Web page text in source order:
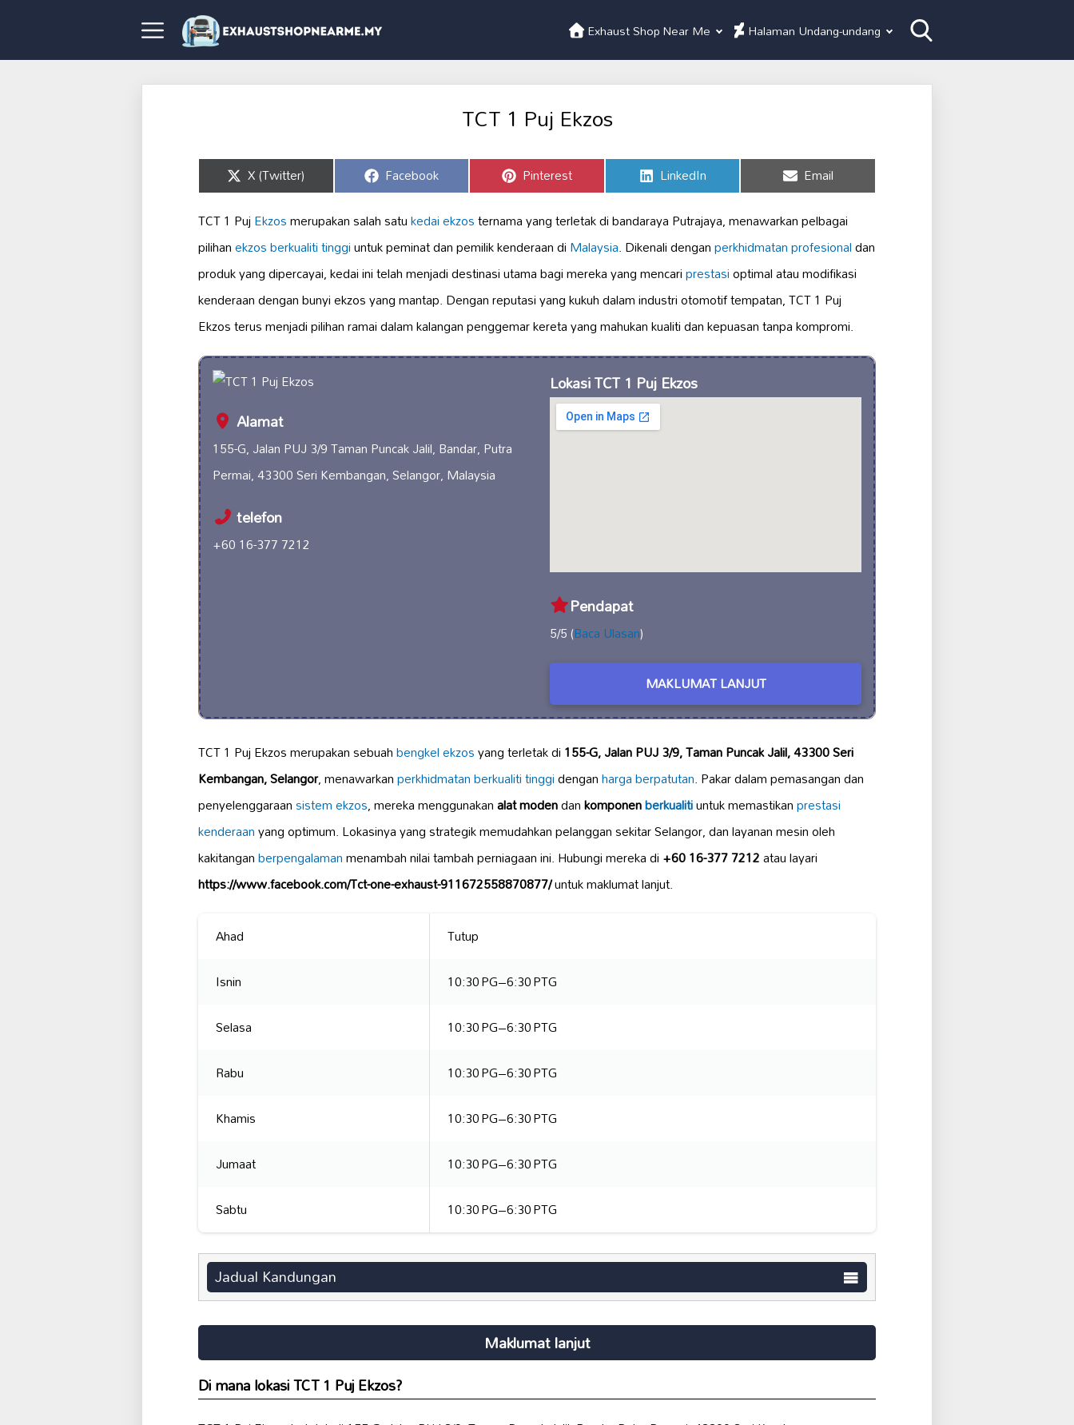
Exhaust Shop Near Me Halaman Undang-undang
TCT 1 Puj Ekzos
Share
on
X (Twitter) Share
on
Facebook Share
on
Pinterest Share
on
LinkedIn Share
on
Email
TCT 1 PujEkzosmerupakan salah satukedai ekzosternama yang terletak di bandaraya Putrajaya, menawarkan pelbagai
pilihanekzos berkualiti tinggiuntuk peminat dan pemilik kenderaan diMalaysia. Dikenali denganperkhidmatan profesionaldan
produk yang dipercayai, kedai ini telah menjadi destinasi utama bagi mereka yang mencariprestasioptimal atau modifikasi
kenderaan dengan bunyi ekzos yang mantap. Dengan reputasi yang kukuh dalam industri otomotif tempatan, TCT 1 Puj
Ekzos terus menjadi pilihan ramai dalam kalangan penggemar kereta yang mahukan kualiti dan kepuasan tanpa kompromi.
Alamat
155-G, Jalan PUJ 3/9 Taman Puncak Jalil, Bandar, Putra
Permai, 43300 Seri Kembangan, Selangor, Malaysia
telefon
+60 16-377 7212
Lokasi TCT 1 Puj Ekzos
Pendapat
5/5 (Baca Ulasan)
MAKLUMAT LANJUT
TCT 1 Puj Ekzos merupakan sebuahbengkel ekzosyang terletak di155-G, Jalan PUJ 3/9, Taman Puncak Jalil, 43300 Seri
Kembangan, Selangor, menawarkanperkhidmatan berkualiti tinggidenganharga berpatutan. Pakar dalam pemasangan dan
penyelenggaraansistem ekzos, mereka menggunakanalat modendankomponenberkualitiuntuk memastikanprestasi
kenderaanyang optimum. Lokasinya yang strategik memudahkan pelanggan sekitar Selangor, dan layanan mesin oleh
kakitanganberpengalamanmenambah nilai tambah perniagaan ini. Hubungi mereka di+60 16-377 7212atau layari
https://www.facebook.com/Tct-one-exhaust-911672558870877/untuk maklumat lanjut.
Ahad
Tutup
Isnin
10:30 PG–6:30 PTG
Selasa
10:30 PG–6:30 PTG
Rabu
10:30 PG–6:30 PTG
Khamis
10:30 PG–6:30 PTG
Jumaat
10:30 PG–6:30 PTG
Sabtu
10:30 PG–6:30 PTG
Jadual Kandungan
Maklumat lanjut
Di mana lokasi TCT 1 Puj Ekzos?